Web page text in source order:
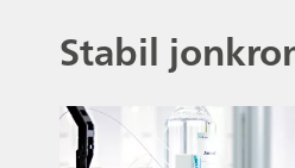
Stabil